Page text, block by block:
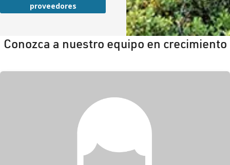
proveedores
Bahía Esmeralda, Lago Tahoe
Conozca a nuestro equipo en crecimiento